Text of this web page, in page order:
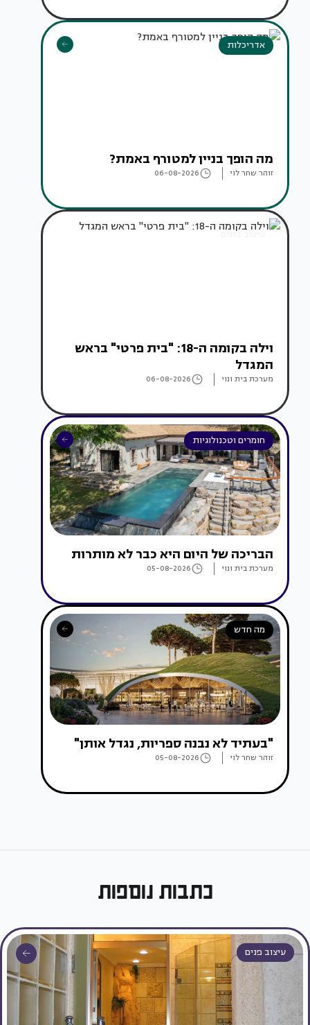
אדריכלות
מה הופך בניין למטורף באמת?
זוהר שחר לוי 06-08-2026
עיצוב בתים
וילה בקומה ה-18: "בית פרטי" בראש
המגדל
מערכת בית ונוי 06-08-2026
חומרים וטכנולוגיות
הבריכה של היום היא כבר לא מותרות
מערכת בית ונוי 05-08-2026
מה חדש
"בעתיד לא נבנה ספריות, נגדל אותן"
זוהר שחר לוי 05-08-2026
כתבות נוספות
עיצוב פנים